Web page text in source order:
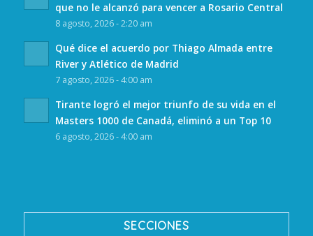
que no le alcanzó para vencer a Rosario Central
8 agosto, 2026 - 2:20 am
Qué dice el acuerdo por Thiago Almada entre
River y Atlético de Madrid
7 agosto, 2026 - 4:00 am
Tirante logró el mejor triunfo de su vida en el
Masters 1000 de Canadá, eliminó a un Top 10
6 agosto, 2026 - 4:00 am
SECCIONES